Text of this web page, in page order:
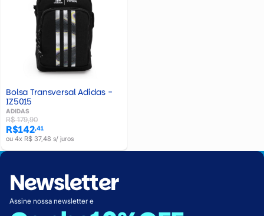
Bolsa Transversal Adidas -
IZ5015
ADIDAS
R$ 179,90
R$142,41
ou 4x R$ 37,48 s/ juros
Newsletter
Assine nossa newsletter e